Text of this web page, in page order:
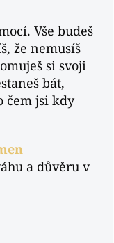
Vše budeš
že nemusíš
si svoji
bát,
čem jsi kdy
a důvěru v